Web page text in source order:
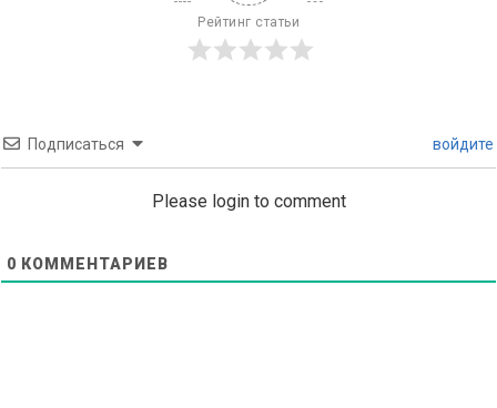
Рейтинг статьи
Подписаться войдите
Please login to comment
0 КОММЕНТАРИЕВ